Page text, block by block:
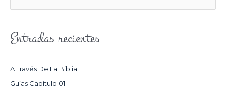
U
C
Entradas recientes
A Través De La Biblia
Guías Capítulo 01